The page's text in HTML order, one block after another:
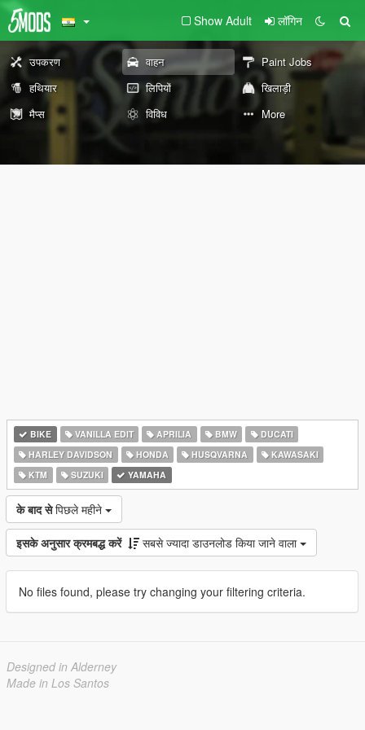
Show Adult लॉगिन
उपकरण वाहन
Paint Jobs
हथियार
लिपियों
खिलाड़ी
मैप्स
विविध More
BIKE VANILLA EDIT APRILIA BMW
DUCATI
HARLEY DAVIDSON
HONDA HUSQVARNA
KAWASAKI
KTM
SUZUKI YAMAHA
के बाद से पिछले महीने
इसके अनुसार क्रमबद्ध करें सबसे ज्यादा डाउनलोड किया जाने वाला
No files found, please try changing your filtering criteria.
Designed in Alderney
Made in Los Santos